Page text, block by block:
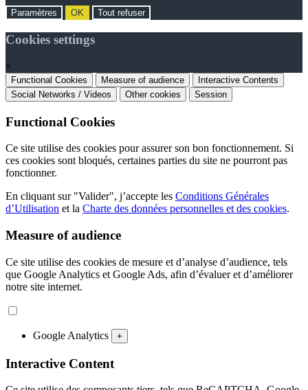
Paramètres OK Tout refuser
Cookies settings
×
Functional Cookies Measure of audience
Interactive Contents
Social Networks / Videos
Other cookies Session
Functional Cookies
Ce site utilise des cookies pour assurer son bon fonctionnement. Si
ces cookies sont bloqués, certaines parties du site ne pourront pas
fonctionner.
En cliquant sur "Valider", j’accepte les Conditions Générales
d’Utilisation et la Charte des données personnelles et des cookies.
Measure of audience
Ce site utilise des cookies de mesure et d’analyse d’audience, tels
que Google Analytics et Google Ads, afin d’évaluer et d’améliorer
notre site internet.
Google Analytics +
Interactive Content